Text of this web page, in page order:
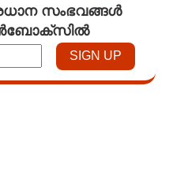
സംഭവങ്ങൾ